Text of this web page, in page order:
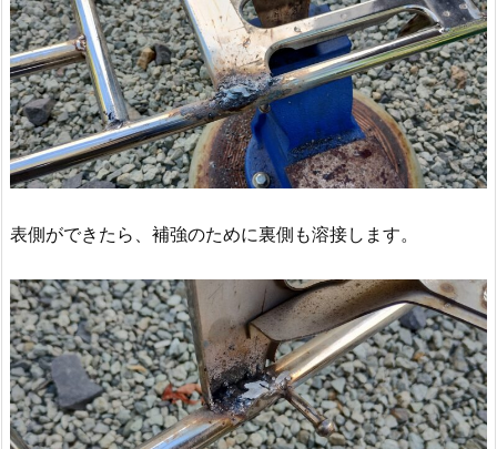
表側ができたら、補強のために裏側も溶接します。